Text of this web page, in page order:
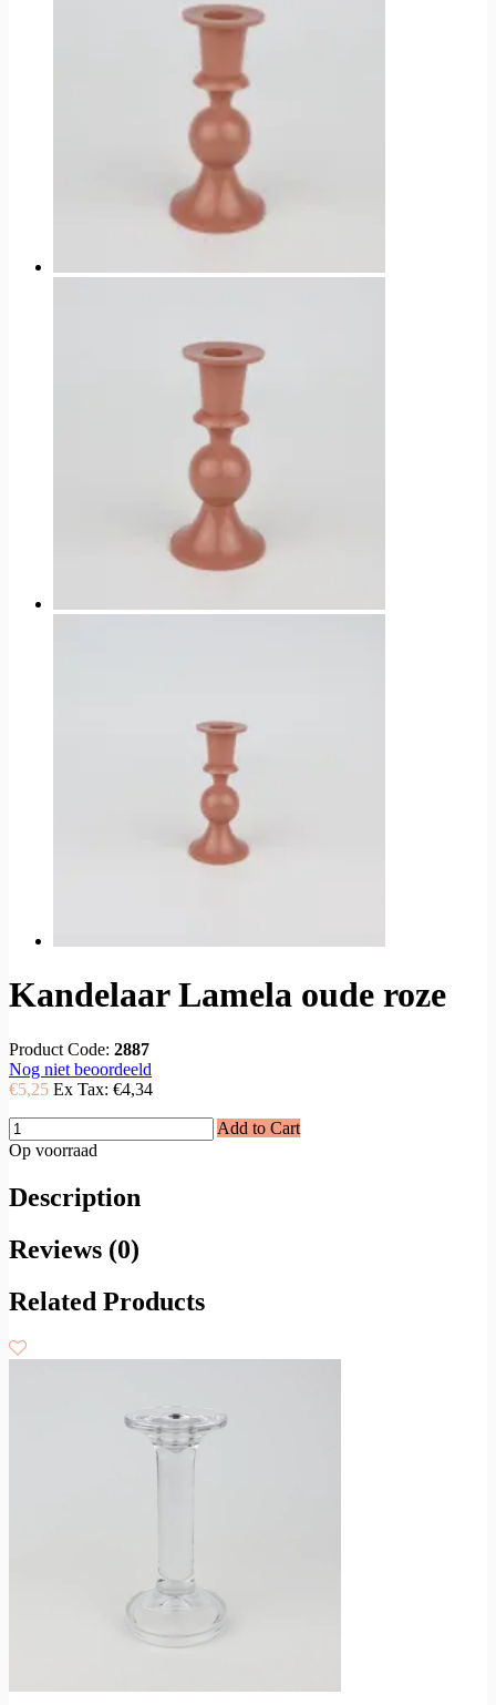
Kandelaar Lamela oude roze
Product Code: 2887
Nog niet beoordeeld
€5,25 Ex Tax: €4,34
Add to Cart
Op voorraad
Description
Reviews (0)
Related Products